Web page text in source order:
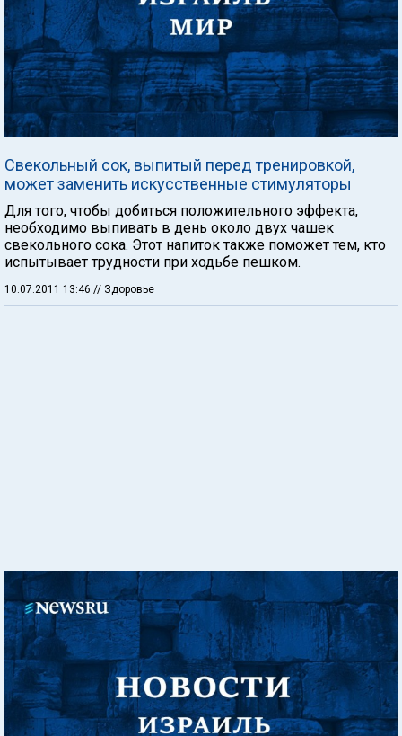
Свекольный сок, выпитый перед тренировкой,
может заменить искусственные стимуляторы
Для того, чтобы добиться положительного эффекта,
необходимо выпивать в день около двух чашек
свекольного сока. Этот напиток также поможет тем, кто
испытывает трудности при ходьбе пешком.
10.07.2011 13:46 // Здоровье